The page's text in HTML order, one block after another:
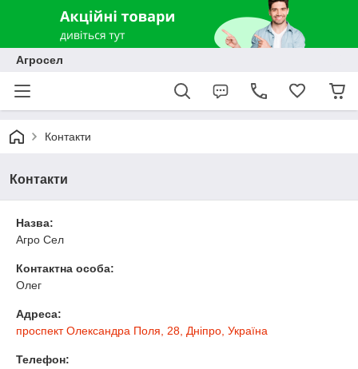
Агросел
Контакти
Контакти
Назва:
Агро Сел
Контактна особа:
Олег
Адреса:
проспект Олександра Поля, 28, Дніпро, Україна
Телефон: